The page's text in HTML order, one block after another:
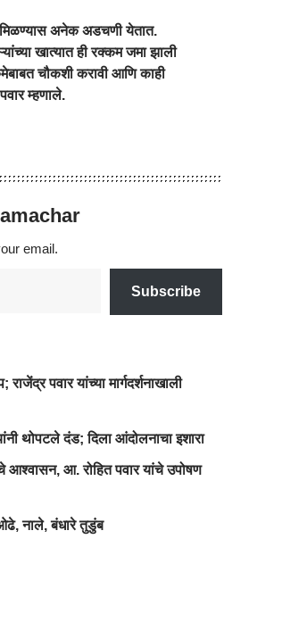
मिळण्यास अनेक अडचणी येतात.
खात्यात ही रक्कम जमा झाली
चौकशी करावी आणि काही
म्हणाले.
email.
Subscribe
पवार यांच्या मार्गदर्शनाखाली
थोपटले दंड; दिला आंदोलनाचा इशारा
आश्वासन, आ. रोहित पवार यांचे उपोषण
ओढे, नाले, बंधारे तुडुंब